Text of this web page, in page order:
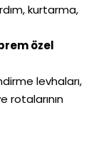
kurtarma,
özel
levhaları,
rotalarının